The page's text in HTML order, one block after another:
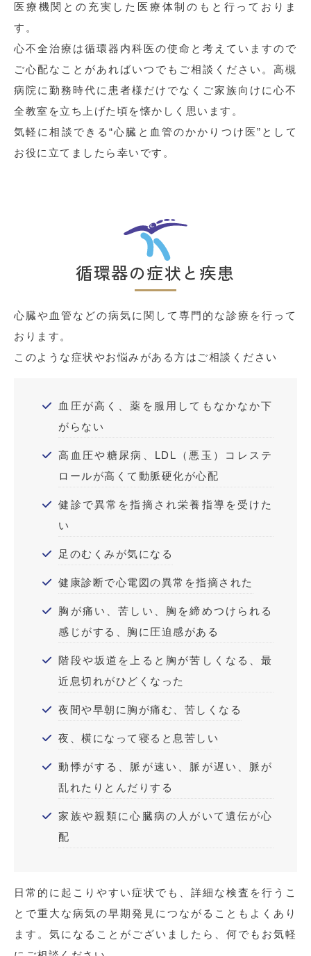
医療機関との充実した医療体制のもと行っておりま
す。
心不全治療は循環器内科医の使命と考えていますので
ご心配なことがあればいつでもご相談ください。高槻
病院に勤務時代に患者様だけでなくご家族向けに心不
全教室を立ち上げた頃を懐かしく思います。
気軽に相談できる“心臓と血管のかかりつけ医”として
お役に立てましたら幸いです。
循環器の症状と疾患
心臓や血管などの病気に関して専門的な診療を行って
おります。
このような症状やお悩みがある方はご相談ください
血圧が高く、薬を服用してもなかなか下
がらない
高血圧や糖尿病、LDL（悪玉）コレステ
ロールが高くて動脈硬化が心配
健診で異常を指摘され栄養指導を受けた
い
足のむくみが気になる
健康診断で心電図の異常を指摘された
胸が痛い、苦しい、胸を締めつけられる
感じがする、胸に圧迫感がある
階段や坂道を上ると胸が苦しくなる、最
近息切れがひどくなった
夜間や早朝に胸が痛む、苦しくなる
夜、横になって寝ると息苦しい
動悸がする、脈が速い、脈が遅い、脈が
乱れたりとんだりする
家族や親類に心臓病の人がいて遺伝が心
配
日常的に起こりやすい症状でも、詳細な検査を行うこ
とで重大な病気の早期発見につながることもよくあり
ます。気になることがございましたら、何でもお気軽